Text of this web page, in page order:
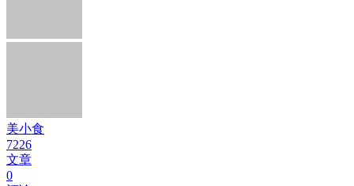
美小食
7226
文章
0